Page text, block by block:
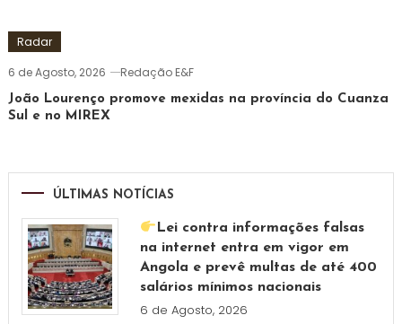
Radar
6 de Agosto, 2026
Redação E&F
João Lourenço promove mexidas na província do Cuanza
Sul e no MIREX
ÚLTIMAS NOTÍCIAS
Lei contra informações falsas
na internet entra em vigor em
Angola e prevê multas de até 400
salários mínimos nacionais
6 de Agosto, 2026